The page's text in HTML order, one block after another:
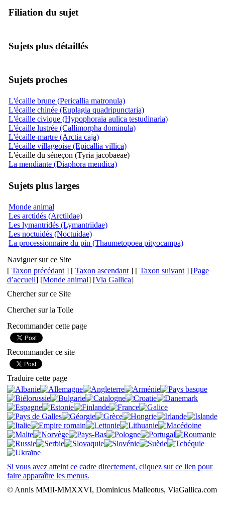
Filiation du sujet
Sujets plus détaillés
Sujets proches
L'écaille brune (Pericallia matronula)
L'écaille chinée (Euplagia quadripunctaria)
L'écaille civique (Hypophoraia aulica testudinaria)
L'écaille lustrée (Callimorpha dominula)
L'écaille-martre (Arctia caja)
L'écaille villageoise (Epicallia villica)
L'écaille du séneçon (Tyria jacobaeae)
La mendiante (Diaphora mendica)
Sujets plus larges
Monde animal
Les arctidés (Arctiidae)
Les lymantridés (Lymantriidae)
Les noctuidés (Noctuidae)
La processionnaire du pin (Thaumetopoea pityocampa)
Naviguer sur ce Site
[ Taxon précédant ] [ Taxon ascendant ] [ Taxon suivant ] [Page
d’accueil] [Monde animal] [Via Gallica]
Chercher sur ce Site
Chercher sur la Toile
Recommander cette page
Recommander ce site
Traduire cette page
Si vous avez atteint ce cadre directement, cliquez sur ce lien pour
faire apparaître les menus.
© Annis MMII-MMXXVI, Dominicus Malleotus, ViaGallica.com